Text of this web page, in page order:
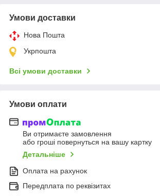
Умови доставки
Нова Пошта
Укрпошта
Всі умови доставки
Умови оплати
Ви отримаєте замовлення
або гроші повернуться на вашу картку
Детальніше
Оплата на рахунок
Передплата по реквізитах